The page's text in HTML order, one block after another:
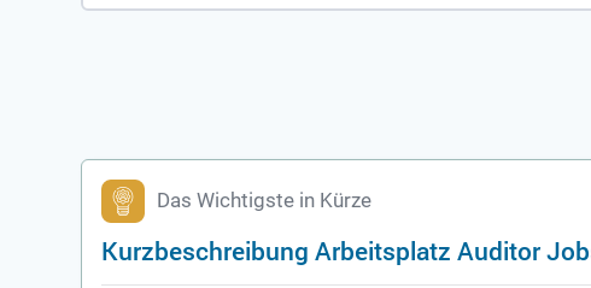
Das Wichtigste in Kürze
Kurzbeschreibung Arbeitsplatz Auditor